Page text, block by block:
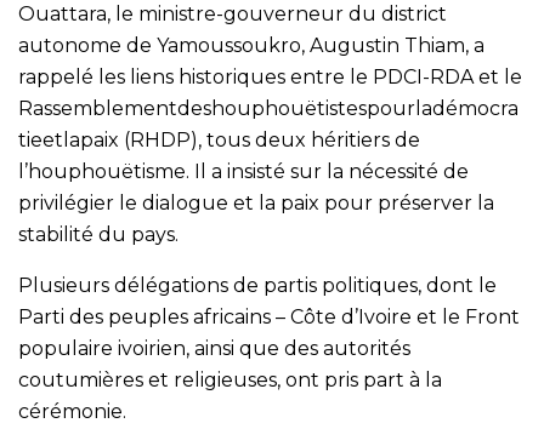
Ouattara, le ministre-gouverneur du district
autonome de Yamoussoukro, Augustin Thiam, a
rappelé les liens historiques entre le PDCI-RDA et le
Rassemblementdeshouphouëtistespourladémocra
tieetlapaix (RHDP), tous deux héritiers de
l’houphouëtisme. Il a insisté sur la nécessité de
privilégier le dialogue et la paix pour préserver la
stabilité du pays.
Plusieurs délégations de partis politiques, dont le
Parti des peuples africains – Côte d’Ivoire et le Front
populaire ivoirien, ainsi que des autorités
coutumières et religieuses, ont pris part à la
cérémonie.